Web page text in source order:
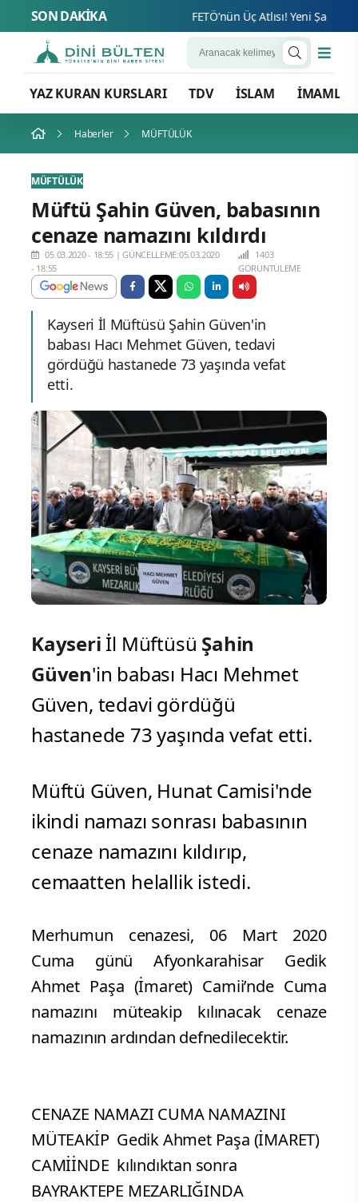
SON DAKİKA FETÖ’nün Üç Atlısı! Yeni
YAZ KURAN KURSLARI TDV İSLAM İMAMLAR
Haberler MÜFTÜLÜK
MÜFTÜLÜK
Müftü Şahin Güven, babasının
cenaze namazını kıldırdı
05.03.2020 - 18:55 |GÜNCELLEME:05.03.2020
- 18:55
1403
GÖRÜNTÜLEME
Kayseri İl Müftüsü Şahin Güven'in
babası Hacı Mehmet Güven, tedavi
gördüğü hastanede 73 yaşında vefat
etti.
Kayseri İl Müftüsü Şahin
Güven'in babası Hacı Mehmet
Güven, tedavi gördüğü
hastanede 73 yaşında vefat etti.
Müftü Güven, Hunat Camisi'nde
ikindi namazı sonrası babasının
cenaze namazını kıldırıp,
cemaatten helallik istedi.
Merhumun cenazesi, 06 Mart 2020
Cuma günü Afyonkarahisar Gedik
Ahmet Paşa (İmaret) Camii’nde Cuma
namazını müteakip kılınacak cenaze
namazının ardından defnedilecektir.
CENAZE NAMAZI CUMA NAMAZINI
MÜTEAKİP Gedik Ahmet Paşa (İMARET)
CAMİİNDE kılındıktan sonra
BAYRAKTEPE MEZARLIĞINDA